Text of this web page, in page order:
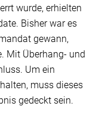
wurde, erhielten
Bisher war es
gewann,
Mit Überhang- und
Um ein
muss dieses
gedeckt sein.